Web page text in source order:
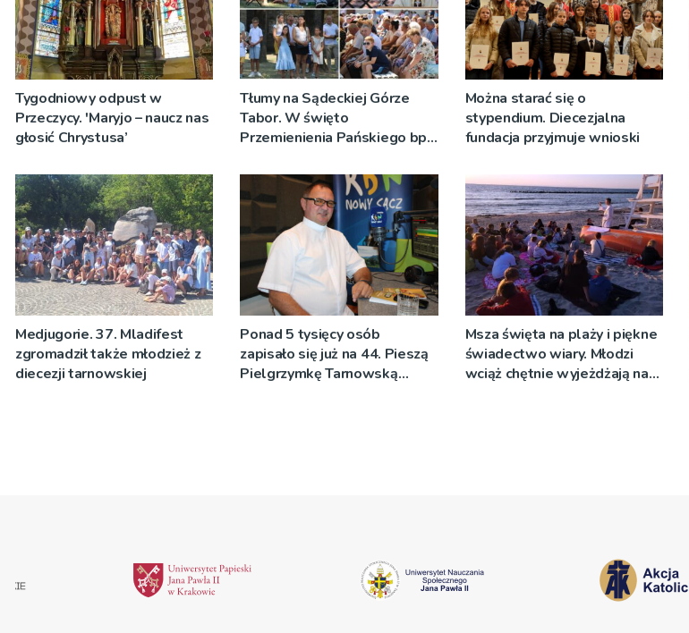
Tygodniowy odpust w
Przeczycy. 'Maryjo – naucz nas
głosić Chrystusa’
Tłumy na Sądeckiej Górze
Tabor. W święto
Przemienienia Pańskiego bp
Sakramentów [ZDJĘCIA]
Można starać się o
stypendium. Diecezjalna
fundacja przyjmuje wnioski
Medjugorie. 37. Mladifest
zgromadził także młodzież z
diecezji tarnowskiej
Ponad 5 tysięcy osób
zapisało się już na 44. Pieszą
Pielgrzymkę Tarnowską
Msza święta na plaży i piękne
świadectwo wiary. Młodzi
wciąż chętnie wyjeżdżają na